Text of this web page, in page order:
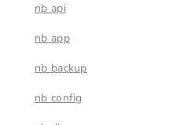
nb api
nb api resource
nb api resource create
nb api resource destroy
nb api 动态命令
nb app
nb app autostart
nb app autostart enable
nb app logs
nb backup
nb backup create
nb config